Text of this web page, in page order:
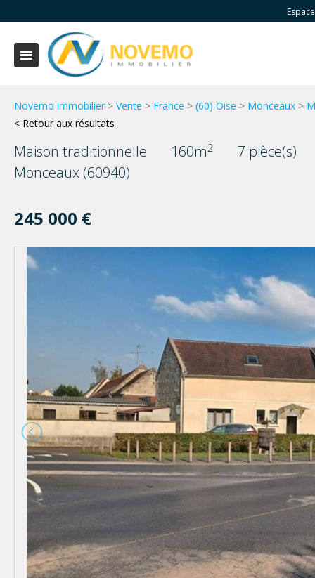
Novemo immobilier > Vente > France > (60) Oise > Monceaux >
< Retour aux résultats
Maison traditionnelle 160m2
7 pièce(s)
Monceaux (60940)
245 000 €